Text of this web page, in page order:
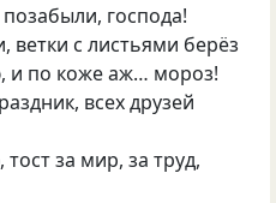
господа!
ветки с листьями берёз
и по коже аж… мороз!
всех друзей
за мир, за труд,